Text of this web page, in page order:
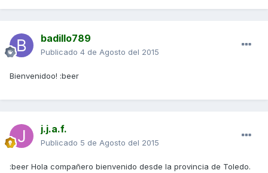
badillo789
Publicado 4 de Agosto del 2015
Bienvenidoo! :beer
j.j.a.f.
Publicado 5 de Agosto del 2015
:beer Hola compañero bienvenido desde la provincia de Toledo.